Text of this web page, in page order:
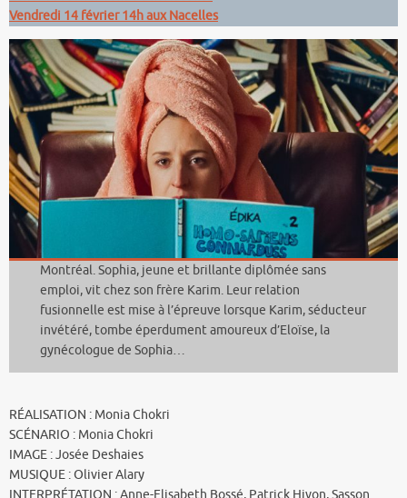
Vendredi 14 février 14h aux Nacelles
Montréal. Sophia, jeune et brillante diplômée sans
emploi, vit chez son frère Karim. Leur relation
fusionnelle est mise à l’épreuve lorsque Karim, séducteur
invétéré, tombe éperdument amoureux d’Eloïse, la
gynécologue de Sophia…
RÉALISATION : Monia Chokri
SCÉNARIO : Monia Chokri
IMAGE : Josée Deshaies
MUSIQUE : Olivier Alary
INTERPRÉTATION : Anne-Elisabeth Bossé, Patrick Hivon, Sasson